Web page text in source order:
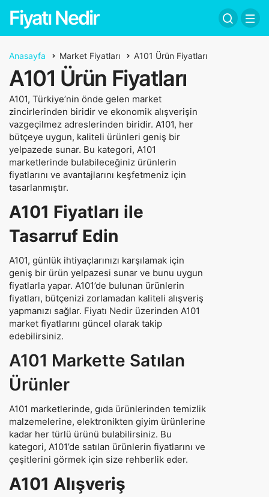
Fiyatı Nedir
Anasayfa Market Fiyatları A101 Ürün Fiyatları
A101 Ürün Fiyatları
A101, Türkiye’nin önde gelen market
zincirlerinden biridir ve ekonomik alışverişin
vazgeçilmez adreslerinden biridir. A101, her
bütçeye uygun, kaliteli ürünleri geniş bir
yelpazede sunar. Bu kategori, A101
marketlerinde bulabileceğiniz ürünlerin
fiyatlarını ve avantajlarını keşfetmeniz için
tasarlanmıştır.
A101 Fiyatları ile
Tasarruf Edin
A101, günlük ihtiyaçlarınızı karşılamak için
geniş bir ürün yelpazesi sunar ve bunu uygun
fiyatlarla yapar. A101’de bulunan ürünlerin
fiyatları, bütçenizi zorlamadan kaliteli alışveriş
yapmanızı sağlar. Fiyatı Nedir üzerinden A101
market fiyatlarını güncel olarak takip
edebilirsiniz.
A101 Markette Satılan
Ürünler
A101 marketlerinde, gıda ürünlerinden temizlik
malzemelerine, elektronikten giyim ürünlerine
kadar her türlü ürünü bulabilirsiniz. Bu
kategori, A101’de satılan ürünlerin fiyatlarını ve
çeşitlerini görmek için size rehberlik eder.
A101 Alışveriş